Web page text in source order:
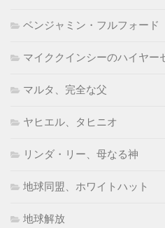
ベンジャミン・フルフォード
マイククインシーのハイヤー
マルタ、完全な父
ヤヒエル、タヒニオ
リンダ・リー、母なる神
地球同盟、ホワイトハット
地球解放